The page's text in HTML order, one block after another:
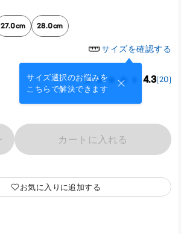
27.0cm 28.0cm
サイズを確認する
サイズ選択のお悩みを
こちらで解決できます
4.3(20)
カートに入れる
お気に入りに追加する